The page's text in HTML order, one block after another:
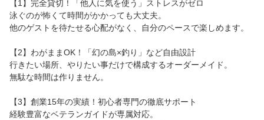
ショップサイト
【1】完全貸切！「他人に気を使う」ストレスがゼロ
泳ぐのが怖くて時間がかかっても大丈夫。
他のゲストを待たせる心配がなく、自分のペースで楽しめます。
【2】わがままOK！「幻の島×釣り」など自由設計
行きたい場所、やりたい事だけで構成するオーダーメイド。
無駄な時間は作りません。
【3】創業15年の実績！初心者専門の徹底サポート
経験豊富なベテランガイドが専属対応。